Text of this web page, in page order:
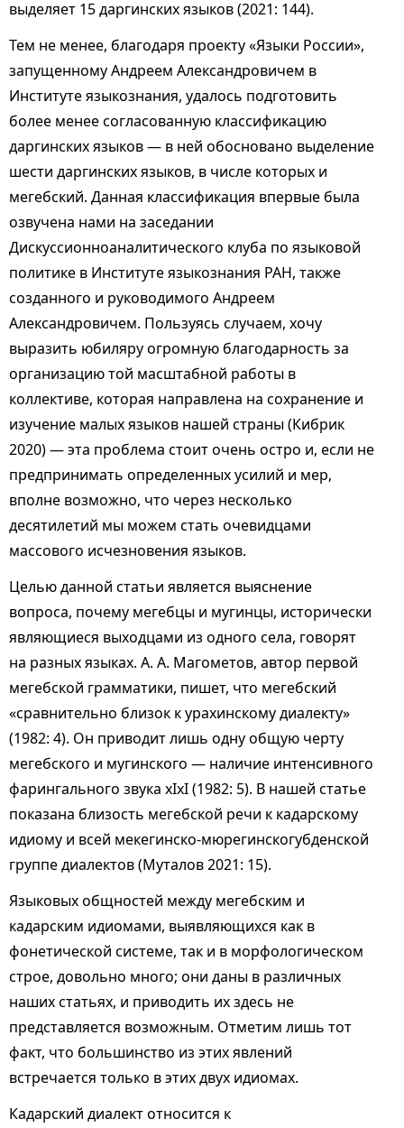
выделяет 15 даргинских языков (2021: 144).
Тем не менее, благодаря проекту «Языки России»,
запущенному Андреем Александровичем в
Институте языкознания, удалось подготовить
более менее согласованную классификацию
даргинских языков — в ней обосновано выделение
шести даргинских языков, в числе которых и
мегебский. Данная классификация впервые была
озвучена нами на заседании
Дискуссионноаналитического клуба по языковой
политике в Институте языкознания РАН, также
созданного и руководимого Андреем
Александровичем. Пользуясь случаем, хочу
выразить юбиляру огромную благодарность за
организацию той масштабной работы в
коллективе, которая направлена на сохранение и
изучение малых языков нашей страны (Кибрик
2020) — эта проблема стоит очень остро и, если не
предпринимать определенных усилий и мер,
вполне возможно, что через несколько
десятилетий мы можем стать очевидцами
массового исчезновения языков.
Целью данной статьи является выяснение
вопроса, почему мегебцы и мугинцы, исторически
являющиеся выходцами из одного села, говорят
на разных языках. А. А. Магометов, автор первой
мегебской грамматики, пишет, что мегебский
«сравнительно близок к урахинскому диалекту»
(1982: 4). Он приводит лишь одну общую черту
мегебского и мугинского — наличие интенсивного
фарингального звука хIхI (1982: 5). В нашей статье
показана близость мегебской речи к кадарскому
идиому и всей мекегинско-мюрегинскогубденской
группе диалектов (Муталов 2021: 15).
Языковых общностей между мегебским и
кадарским идиомами, выявляющихся как в
фонетической системе, так и в морфологическом
строе, довольно много; они даны в различных
наших статьях, и приводить их здесь не
представляется возможным. Отметим лишь тот
факт, что большинство из этих явлений
встречается только в этих двух идиомах.
Кадарский диалект относится к